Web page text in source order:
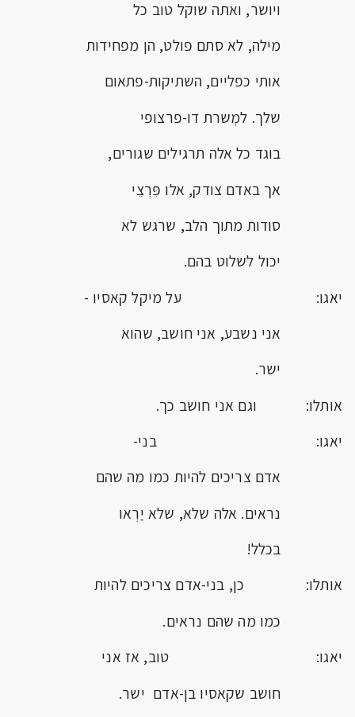
ויושר, ואתה שוקל טוב כל
מילה, לא סתם פולט, הן מפחידות
אותי כפליים, השתיקות-פתאום
שלך. למְשרת דו-פרצופי
בוגד כל אלה תרגילים שגורים,
אך באדם צודק, אלו פִּרְצֵי
סודות מתוך הלב, שרגש לא
יכול לשלוט בהם.
יאגו: על מיקל קאסיו -
אני נשבע, אני חושב, שהוא
ישר.
אותלו: וגם אני חושב כך.
יאגו: בני-
אדם צריכים להיות כמו מה שהם
נראים. אלה שלא, שלא יַרְאו
בכלל!
אותלו: כן, בני-אדם צריכים להיות
כמו מה שהם נראים.
יאגו: טוב, אז אני
חושב שקאסיו בן-אדם ישר.